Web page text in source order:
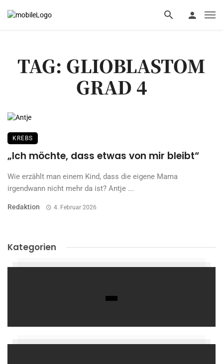
TAG: GLIOBLASTOM
GRAD 4
KREBS
„Ich möchte, dass etwas von mir bleibt“
Wie erzählt man einem Kind, dass die eigene Mama
irgendwann nicht mehr da ist? Antje ...
Redaktion 4. Februar 2026
Kategorien